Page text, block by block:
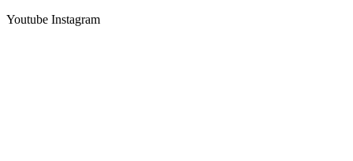
Youtube Instagram